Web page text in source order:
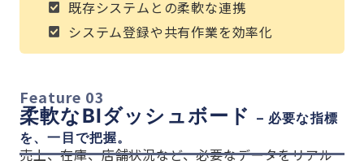
既存システムとの柔軟な連携
システム登録や共有作業を効率化
Feature 03
柔軟なBIダッシュボード – 必要な指標
を、一目で把握。
売上、在庫、店舗状況など、必要なデータをリアル